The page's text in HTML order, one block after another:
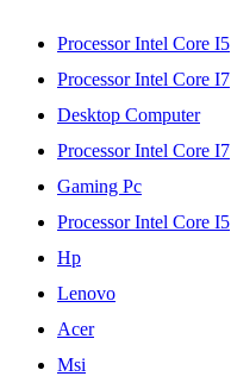
Processor Intel Core I5
Processor Intel Core I7
Desktop Computer
Processor Intel Core I7
Gaming Pc
Processor Intel Core I5
Hp
Lenovo
Acer
Msi